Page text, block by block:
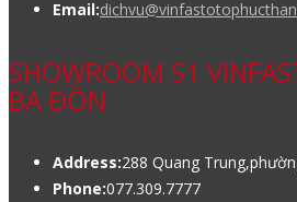
Email:
SHOWROOM S1
BA ĐỒN
Address:288 Quang
Phone:077.309.7777